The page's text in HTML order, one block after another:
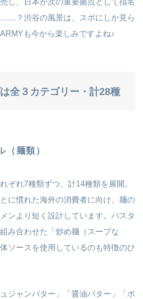
？渋谷の風景は、スポにしか見ら
も今から楽しみですよね♪
全３カテゴリー・計28種
（麺類）
ぞれ7種類ずつ、計14種類を展開。
に慣れた海外の消費者に向け、麺の
ンより短く設計しています。パスタ
み合わせた「炒め麺（スープな
ソースを使用しているのも特徴のひ
ジャンバター」「醤油バター」「ボ